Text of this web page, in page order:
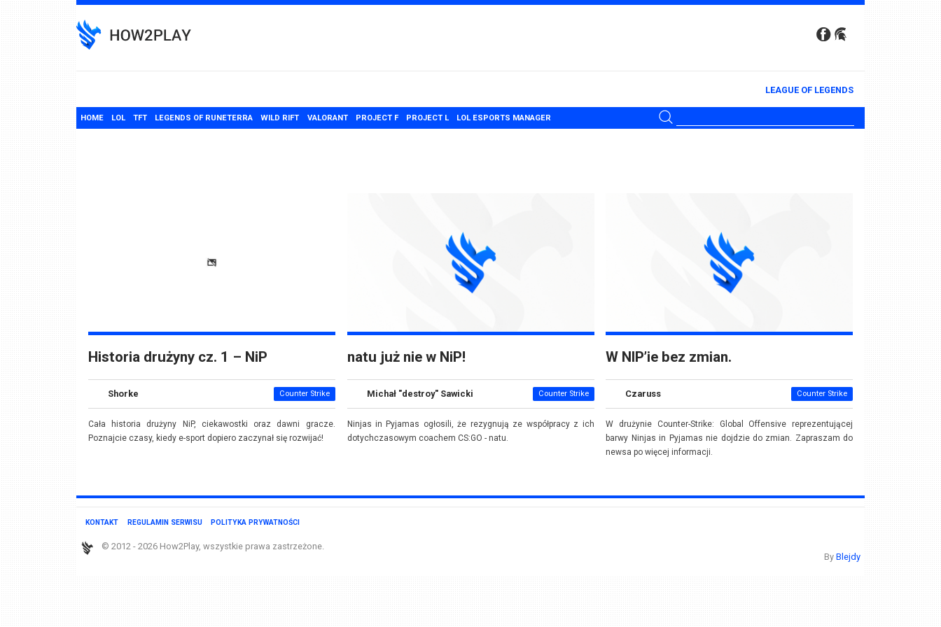
to
content
LEAGUE OF LEGENDS
HOME LOL TFT LEGENDS OF RUNETERRA WILD RIFT VALORANT PROJECT F PROJECT L LOL ESPORTS MANAGER
Historia drużyny cz. 1 – NiP
Shorke Counter Strike
Cała historia drużyny NiP, ciekawostki oraz dawni gracze.
Poznajcie czasy, kiedy e-sport dopiero zaczynał się rozwijać!
natu już nie w NiP!
Michał "destroy" Sawicki Counter Strike
Ninjas in Pyjamas ogłosili, że rezygnują ze współpracy z ich
dotychczasowym coachem CS:GO - natu.
W NIP’ie bez zmian.
Czaruss Counter Strike
W drużynie Counter-Strike: Global Offensive reprezentującej
barwy Ninjas in Pyjamas nie dojdzie do zmian. Zapraszam do
newsa po więcej informacji.
KONTAKT REGULAMIN SERWISU POLITYKA PRYWATNOŚCI
© 2012 - 2026 How2Play, wszystkie prawa zastrzeżone.
By Blejdy